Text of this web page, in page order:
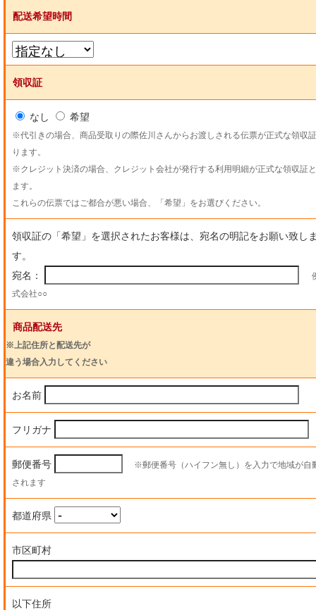
配送希望時間
領収証
なし 希望
※代引きの場合、商品受取りの際佐川さんからお渡しされる伝票が正式な領収
ります。
※クレジット決済の場合、クレジット会社が発行する利用明細が正式な領収証
ます。
これらの伝票ではご都合が悪い場合、「希望」をお選びください。
領収証の「希望」を選択されたお客様は、宛名の明記をお願い致し
す。
宛名：
式会社○○
商品配送先
※上記住所と配送先が
違う場合入力してください
お名前
フリガナ
郵便番号
※郵便番号（ハイフン無し）を入力で地域が自
されます
都道府県
市区町村
以下住所